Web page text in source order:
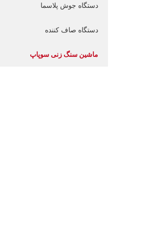
دستگاه جوش پلاسما
دستگاه صاف کننده
ماشین سنگ زنی سوپاپ